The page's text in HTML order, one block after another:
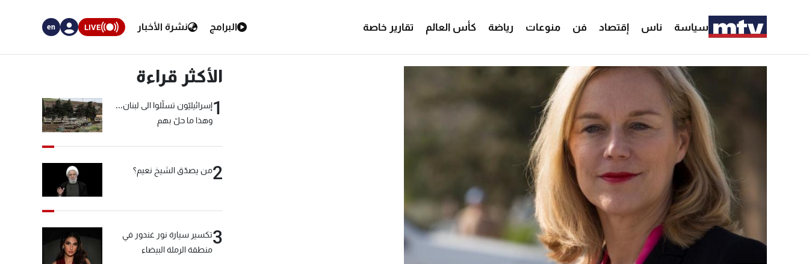
سياسة ناس إقتصاد فن منوعات رياضة كأس العالم تقارير خاصة البرامج نشرة الأخبار LIVE
en
الأكثر قراءة
1إسرائيليّون تسلّلوا الى لبنان...
وهذا ما حلّ بهم
2من يصدّق الشيخ نعيم؟
3تكسير سيارة نور غندور في
منطقة الرملة البيضاء